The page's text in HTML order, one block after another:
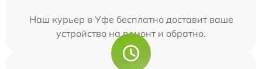
Наш курьер в Уфе бесплатно доставит ваше
устройство на ремонт и обратно.